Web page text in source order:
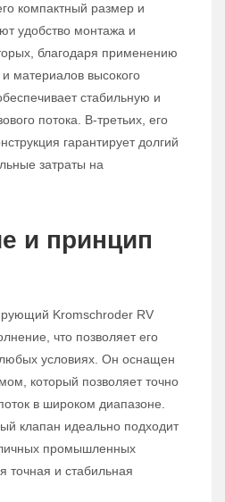
компактный размер и
удобство монтажа и
благодаря применению
материалов высокого
стабильную и
потока. В-третьих, его
гарантирует долгий
затраты на
и принцип
Kromschroder RV
что позволяет его
любых условиях. Он оснащен
который позволяет точно
в широком диапазоне.
клапан идеально подходит
промышленных
точная и стабильная